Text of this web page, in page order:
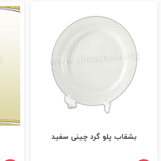
بشقاب پلو گرد چینی سفید